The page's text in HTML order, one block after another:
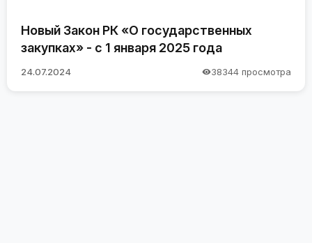
Новый Закон РК «О государственных
закупках» - с 1 января 2025 года
24.07.2024 38344 просмотра